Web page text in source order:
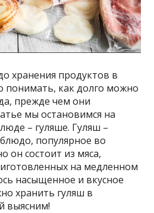
хранения продуктов в
понимать, как долго можно
прежде чем они
мы остановимся на
– гуляше. Гуляш –
популярное во
он состоит из мяса,
на медленном
насыщенное и вкусное
хранить гуляш в
выясним!